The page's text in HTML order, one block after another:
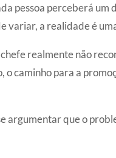
pessoa perceberá
variar, a realidade é
chefe realmente não
o caminho para a
argumentar que o